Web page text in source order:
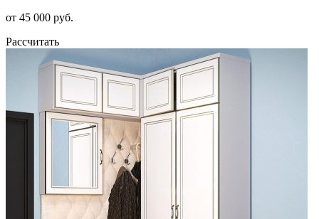
от 45 000 руб.
Рассчитать